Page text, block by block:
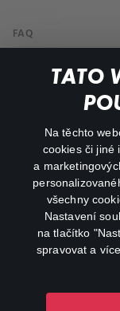
TATO
Na těchto
cookies či jiné
a
všechny
Nastavení
na tlačítko
spravovat a
FAQ
Můj účet
Důležité odkazy
facebook